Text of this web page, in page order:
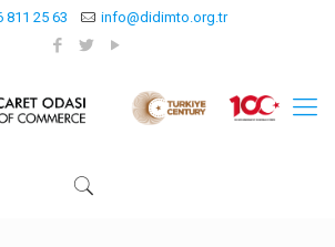
811 25 63 info@didimto.org.tr